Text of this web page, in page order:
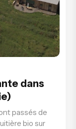
dans
passés de
bio sur